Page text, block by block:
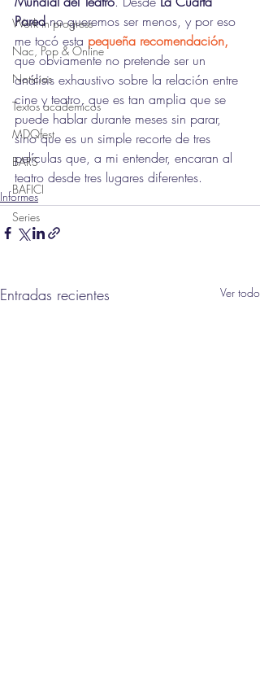
Work in progress
Nac, Pop & Online
Noticias
Textos académicos
MDQfest
BARS
BAFICI
Series
Pared no queremos ser menos, y por eso
me tocó esta pequeña recomendación,
que obviamente no pretende ser un
análisis exhaustivo sobre la relación entre
cine y teatro, que es tan amplia que se
puede hablar durante meses sin parar,
sino que es un simple recorte de tres
películas que, a mi entender, encaran al
teatro desde tres lugares diferentes.
Informes
Entradas recientes Ver todo